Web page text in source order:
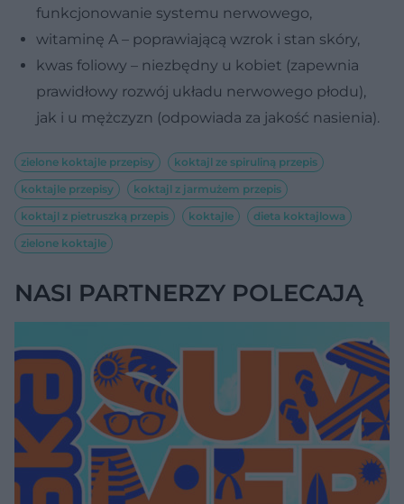
funkcjonowanie systemu nerwowego,
witaminę A – poprawiającą wzrok i stan skóry,
kwas foliowy – niezbędny u kobiet (zapewnia
prawidłowy rozwój układu nerwowego płodu),
jak i u mężczyzn (odpowiada za jakość nasienia).
zielone koktajle przepisy
koktajl ze spiruliną przepis
koktajle przepisy
koktajl z jarmużem przepis
koktajl z pietruszką przepis
koktajle
dieta koktajlowa
zielone koktajle
NASI PARTNERZY POLECAJĄ